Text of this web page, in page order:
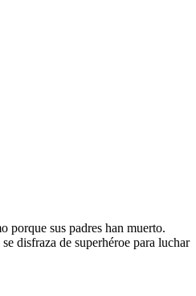
porque sus padres han muerto.
disfraza de superhéroe para luchar